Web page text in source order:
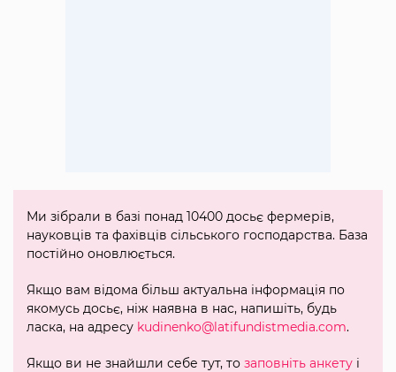
Ми зібрали в базі понад 10400 досьє фермерів,
науковців та фахівців сільського господарства. База
постійно оновлюється.
Якщо вам відома більш актуальна інформація по
якомусь досьє, ніж наявна в нас, напишіть, будь
ласка, на адресу kudinenko@latifundistmedia.com.
Якщо ви не знайшли себе тут, то заповніть анкету і